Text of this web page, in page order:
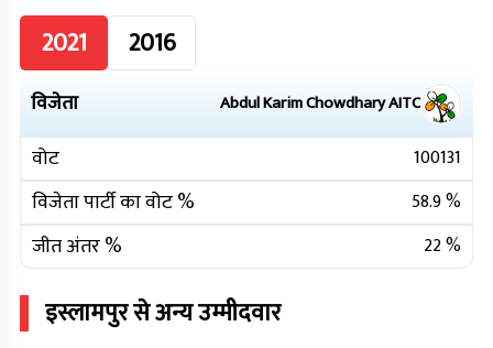
2021
2016
विजेता Abdul Karim ChowdharyAITC
वोट 100131
विजेता पार्टी का वोट % 58.9%
जीत अंतर % 22%
इस्लामपुरसे अन्य उम्मीदवार